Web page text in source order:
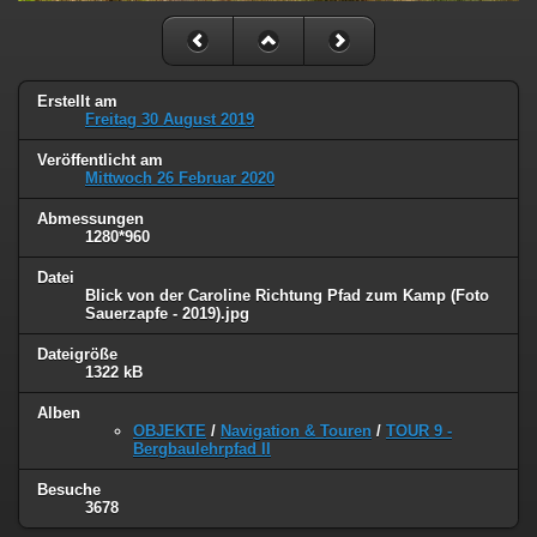
Erstellt am
Freitag 30 August 2019
Veröffentlicht am
Mittwoch 26 Februar 2020
Abmessungen
1280*960
Datei
Blick von der Caroline Richtung Pfad zum Kamp (Foto
Sauerzapfe - 2019).jpg
Dateigröße
1322 kB
Alben
OBJEKTE / Navigation & Touren / TOUR 9 -
Bergbaulehrpfad II
Besuche
3678